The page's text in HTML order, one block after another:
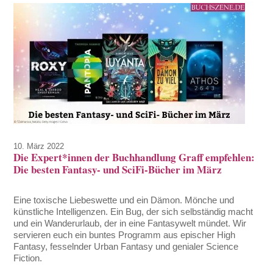
10. März 2022
Die Expert*innen der Buchhandlung Graff empfehlen:
Die besten Fantasy- und SciFi-Bücher im März
Eine toxische Liebeswette und ein Dämon. Mönche und
künstliche Intelligenzen. Ein Bug, der sich selbständig macht
und ein Wanderurlaub, der in eine Fantasywelt mündet. Wir
servieren euch ein buntes Programm aus epischer High
Fantasy, fesselnder Urban Fantasy und genialer Science
Fiction.